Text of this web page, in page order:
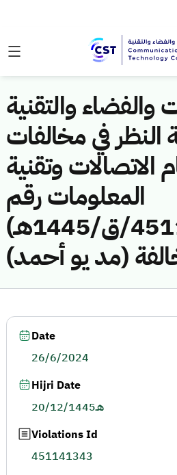
والفضاء والتقنية
النظر في مخالفات
الاتصالات وتقنية
المعلومات رقم
(451141343/ق/1445هـ)
(مد يو أحمد)
Date
26/6/2024
Hijri Date
20/12/1445هـ
Violations Id
451141343